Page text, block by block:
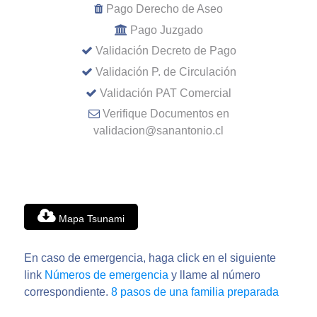
Pago Derecho de Aseo
Pago Juzgado
Validación Decreto de Pago
Validación P. de Circulación
Validación PAT Comercial
Verifique Documentos en
validacion@sanantonio.cl
Mapa Tsunami
En caso de emergencia, haga click en el siguiente
link Números de emergencia y llame al número
correspondiente. 8 pasos de una familia preparada